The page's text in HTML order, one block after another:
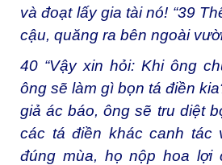
và đoạt lấy gia tài nó! “39
cậu, quăng ra bên ngoài
40 “Vậy xin hỏi: Khi ông
ông sẽ làm gì bọn tá điền
giả ác báo, ông sẽ tru diệt
các tá điền khác canh tác
đúng mùa, họ nộp hoa lợi